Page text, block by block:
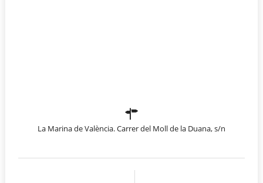
La Marina de València. Carrer del Moll de la Duana, s/n